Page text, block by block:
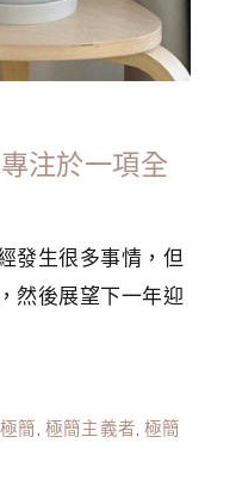
注於一項全
發生很多事情，但
然後展望下一年迎
極簡, 極簡主義者,極簡